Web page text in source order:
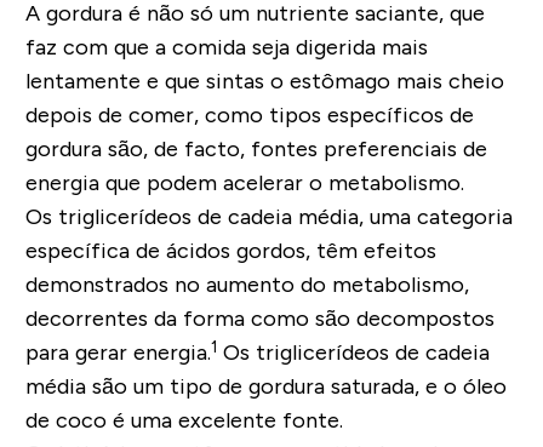
A gordura é não só um nutriente saciante, que
faz com que a comida seja digerida mais
lentamente e que sintas o estômago mais cheio
depois de comer, como tipos específicos de
gordura são, de facto, fontes preferenciais de
energia que podem acelerar o metabolismo.
Os triglicerídeos de cadeia média, uma categoria
específica de ácidos gordos, têm efeitos
demonstrados no aumento do metabolismo,
decorrentes da forma como são decompostos
para gerar energia.1 Os triglicerídeos de cadeia
média são um tipo de gordura saturada, e o óleo
de coco é uma excelente fonte.